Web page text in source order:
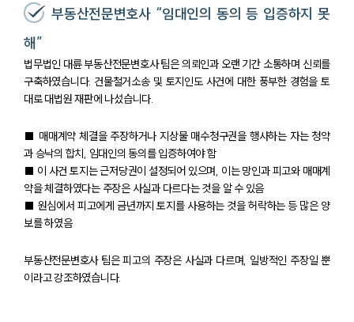
팀소개
대륜의 강점
오시는 길
글로벌 파트너 로펌
고객의 소리
통합검색
업무사례
부동산전문변호사 “임대인의 동의 등 입증하지 못
해”
법무법인 대륜 부동산전문변호사 팀은 의뢰인과 오랜 기간 소통하며 신뢰를
구축하였습니다. 건물철거소송 및 토지인도 사건에 대한 풍부한 경험을 토
대로 대법원 재판에 나섰습니다.
■ 매매계약 체결을 주장하거나 지상물 매수청구권을 행사하는 자는 청약
과 승낙의 합치, 임대인의 동의를 입증하여야 함
■ 이 사건 토지는 근저당권이 설정되어 있으며, 이는 망인과 피고와 매매계
약을 체결하였다는 주장은 사실과 다르다는 것을 알 수 있음
■ 원심에서 피고에게 금년까지 토지를 사용하는 것을 허락하는 등 많은 양
보를 하였음
부동산전문변호사 팀은 피고의 주장은 사실과 다르며, 일방적인 주장일 뿐
이라고 강조하였습니다.